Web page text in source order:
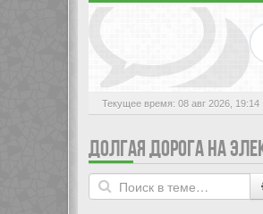
Текущее время: 08 авг 2026, 19:14
ДОЛГАЯ ДОРОГА НА